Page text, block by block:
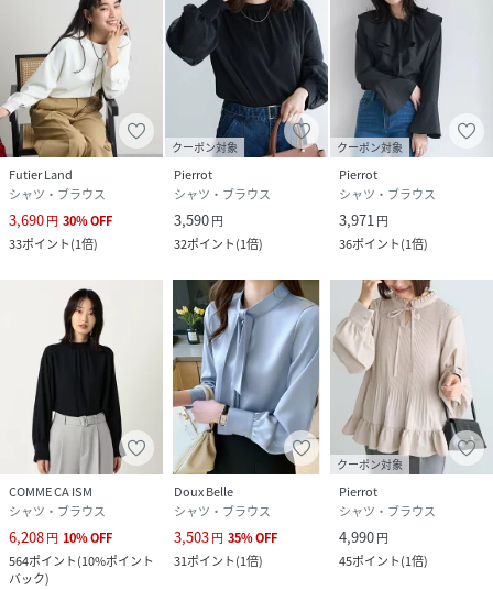
Futier Land
シャツ・ブラウス
3,690円 30%OFF
33ポイント(1倍)
クーポン対象
Pierrot
シャツ・ブラウス
3,590円
32ポイント(1倍)
クーポン対象
Pierrot
シャツ・ブラウス
3,971 円
36ポイント(1倍)
COMME CA ISM
シャツ・ブラウス
6,208円 10%OFF
564ポイント(10%ポイント
バック)
Doux Belle
シャツ・ブラウス
3,503円 35%OFF
31ポイント(1倍)
クーポン対象
Pierrot
シャツ・ブラウス
4,990円
45ポイント(1倍)